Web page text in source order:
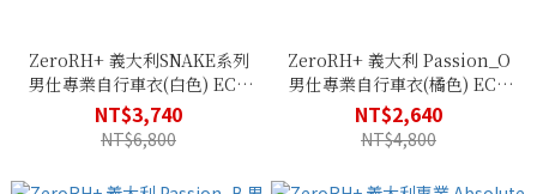
ZeroRH+ 義大利SNAKE系列
男仕專業自行車衣(白色) ECU
0707_90P
NT$3,740
NT$6,800
ZeroRH+ 義大利 Passion_O
男仕專業自行車衣(橘色) ECU
0562_36B
NT$2,640
NT$4,800